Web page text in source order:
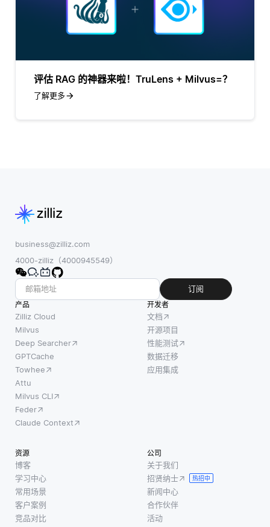
评估 RAG 的神器来啦！TruLens + Milvus=？
了解更多
business@zilliz.com
4000-zilliz（4000945549）
订阅
产品
Zilliz Cloud
Milvus
Deep Searcher
GPTCache
Towhee
Attu
Milvus CLI
Feder
Claude Context
开发者
文档
开源项目
性能测试
数据迁移
应用集成
资源
博客
学习中心
常用场景
客户案例
竞品对比
公司
关于我们
招贤纳士
热招中
新闻中心
合作伙伴
活动